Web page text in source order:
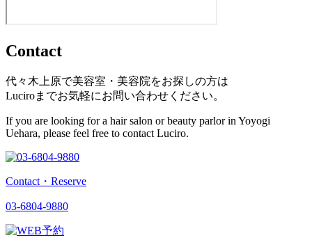
Contact
代々木上原で美容室・美容院をお探しの方は
Luciroまでお気軽にお問い合わせください。
If you are looking for a hair salon or beauty parlor in Yoyogi
Uehara, please feel free to contact Luciro.
Contact・Reserve
03-6804-9880